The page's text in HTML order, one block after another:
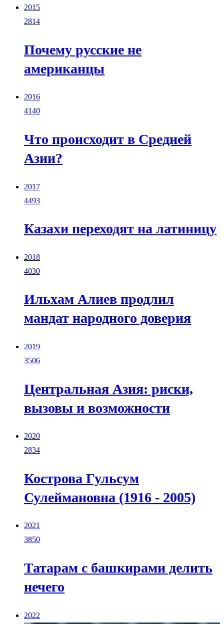
2015
2814
Почему русские не
американцы
2016
4140
Что происходит в Средней
Азии?
2017
4493
Казахи переходят на латиницу
2018
4030
Ильхам Алиев продлил
мандат народного доверия
2019
3506
Центральная Азия: риски,
вызовы и возможности
2020
2834
Кострова Гульсум
Сулеймановна (1916 - 2005)
2021
3850
Татарам с башкирами делить
нечего
2022